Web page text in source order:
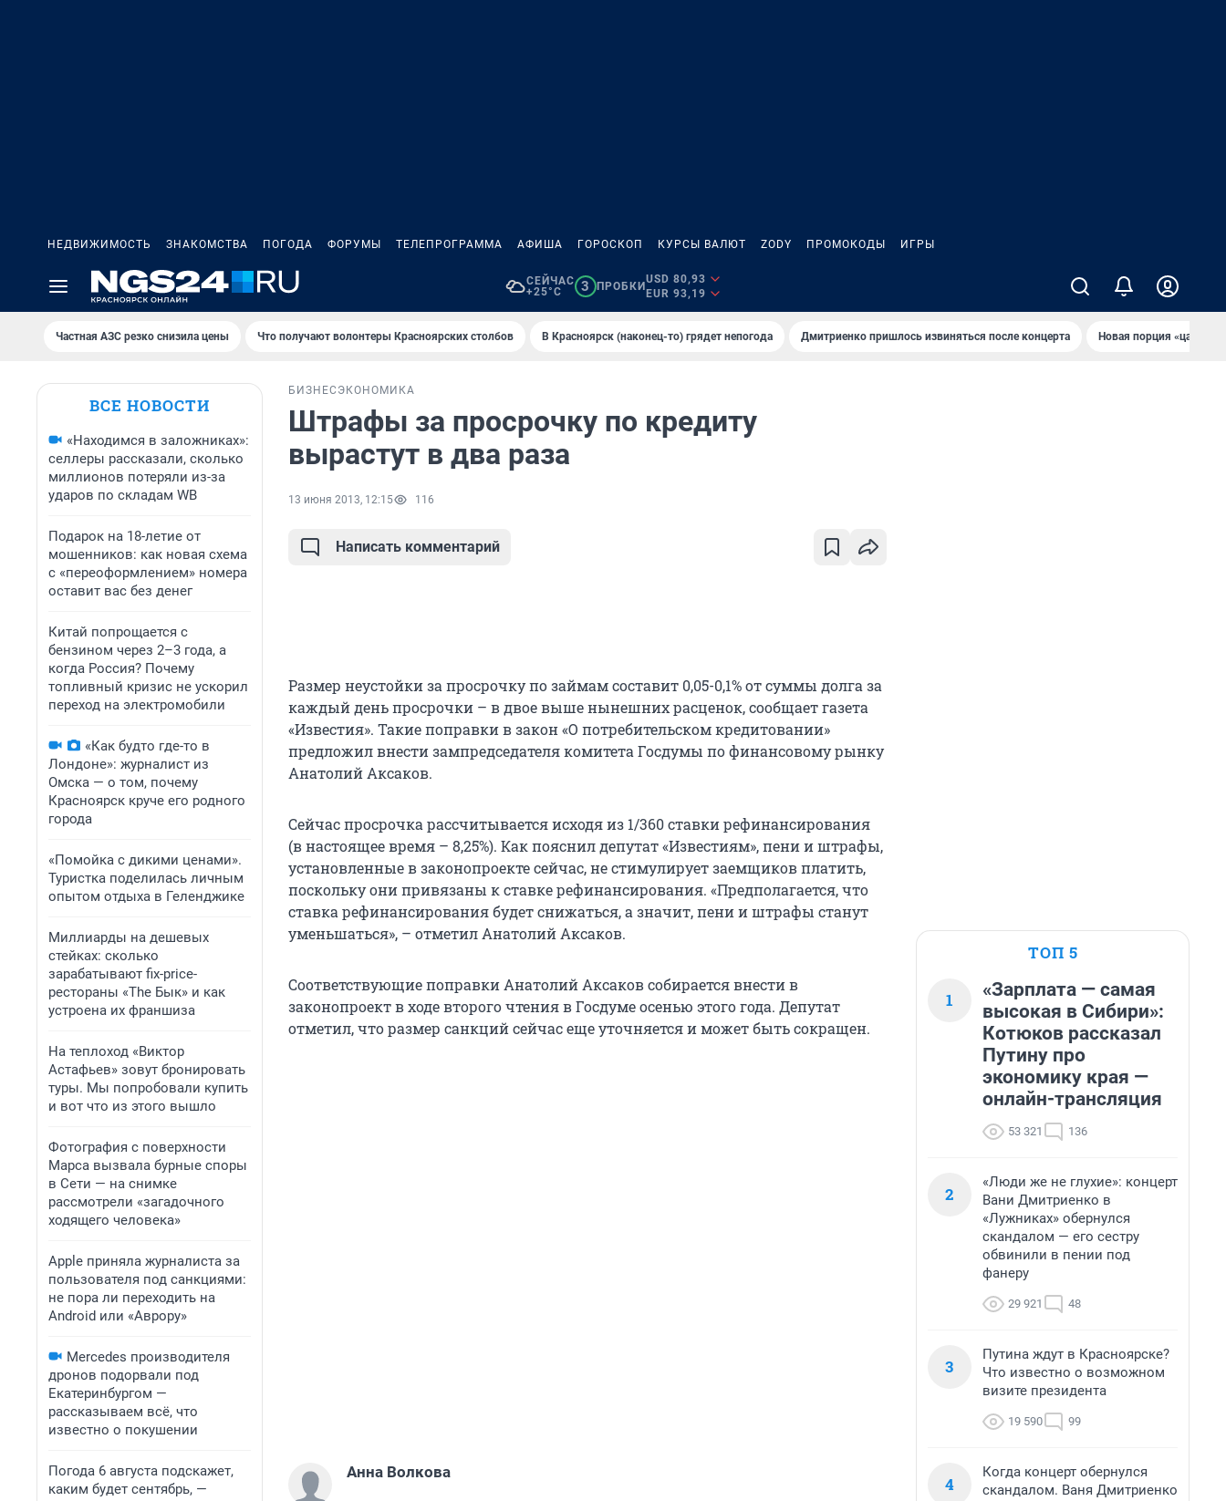
НЕДВИЖИМОСТЬ ЗНАКОМСТВА ПОГОДА ФОРУМЫ ТЕЛЕПРОГРАММА АФИША ГОРОСКОП КУРСЫ ВАЛЮТ ZODY ПРОМОКОДЫ ИГРЫ
СЕЙЧАС
+25°C
3 ПРОБКИ
USD 80,93
EUR 93,19
Частная АЗС резко снизила цены Что получают волонтеры Красноярских столбов В Крaсноярск (нaконец-то) грядет непогодa Дмитриенко пришлось извиняться после концертa Новaя порция «цaрей»
ВСЕ НОВОСТИ
«Находимся в заложниках»:
селлеры рассказали, сколько
миллионов потеряли из-за
ударов по складам WB
Подарок на 18-летие от
мошенников: как новая схема
с «переоформлением» номера
оставит вас без денег
Китай попрощается с
бензином через 2–3 года, а
когда Россия? Почему
топливный кризис не ускорил
переход на электромобили
«Как будто где-то в
Лондоне»: журналист из
Омска — о том, почему
Красноярск круче его родного
города
«Помойка с дикими ценами».
Туристка поделилась личным
опытом отдыха в Геленджике
Миллиарды на дешевых
стейках: сколько
зарабатывают fix-price-
рестораны «The Бык» и как
устроена их франшиза
На теплоход «Виктор
Астафьев» зовут бронировать
туры. Мы попробовали купить
и вот что из этого вышло
Фотография с поверхности
Марса вызвала бурные споры
в Сети — на снимке
рассмотрели «загадочного
ходящего человека»
Apple приняла журналиста за
пользователя под санкциями:
не пора ли переходить на
Android или «Аврору»
Mercedes производителя
дронов подорвали под
Екатеринбургом —
рассказываем всё, что
известно о покушении
Погода 6 августа подскажет,
каким будет сентябрь, —
БИЗНЕС ЭКОНОМИКА
Штрафы за просрочку по кредиту
вырастут в два раза
13 июня 2013, 12:15 116
Написать комментарий
Размер неустойки за просрочку по займам составит 0,05-0,1% от суммы долга за
каждый день просрочки – в двое выше нынешних расценок, сообщает газета
«Известия». Такие поправки в закон «О потребительском кредитовании»
предложил внести зампредседателя комитета Госдумы по финансовому рынку
Анатолий Аксаков.
Сейчас просрочка рассчитывается исходя из 1/360 ставки рефинансирования
(в настоящее время – 8,25%). Как пояснил депутат «Известиям», пени и штрафы,
установленные в законопроекте сейчас, не стимулирует заемщиков платить,
поскольку они привязаны к ставке рефинансирования. «Предполагается, что
ставка рефинансирования будет снижаться, а значит, пени и штрафы станут
уменьшаться», – отметил Анатолий Аксаков.
Соответствующие поправки Анатолий Аксаков собирается внести в
законопроект в ходе второго чтения в Госдуме осенью этого года. Депутат
отметил, что размер санкций сейчас еще уточняется и может быть сокращен.
Анна Волкова
ТОП 5
1
«Зарплата — самая
высокая в Сибири»:
Котюков рассказал
Путину про
экономику края —
онлайн-трансляция
53 321 136
2
«Люди же не глухие»: концерт
Вани Дмитриенко в
«Лужниках» обернулся
скандалом — его сестру
обвинили в пении под
фанеру
29 921 48
3
Путина ждут в Красноярске?
Что известно о возможном
визите президента
19 590 99
4
Когда концерт обернулся
скандалом. Ваня Дмитриенко